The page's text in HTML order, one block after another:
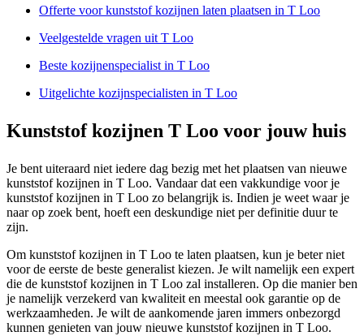
Offerte voor kunststof kozijnen laten plaatsen in T Loo
Veelgestelde vragen uit T Loo
Beste kozijnenspecialist in T Loo
Uitgelichte kozijnspecialisten in T Loo
Kunststof kozijnen T Loo voor jouw huis
Je bent uiteraard niet iedere dag bezig met het plaatsen van nieuwe
kunststof kozijnen in T Loo. Vandaar dat een vakkundige voor je
kunststof kozijnen in T Loo zo belangrijk is. Indien je weet waar je
naar op zoek bent, hoeft een deskundige niet per definitie duur te
zijn.
Om kunststof kozijnen in T Loo te laten plaatsen, kun je beter niet
voor de eerste de beste generalist kiezen. Je wilt namelijk een expert
die de kunststof kozijnen in T Loo zal installeren. Op die manier ben
je namelijk verzekerd van kwaliteit en meestal ook garantie op de
werkzaamheden. Je wilt de aankomende jaren immers onbezorgd
kunnen genieten van jouw nieuwe kunststof kozijnen in T Loo.